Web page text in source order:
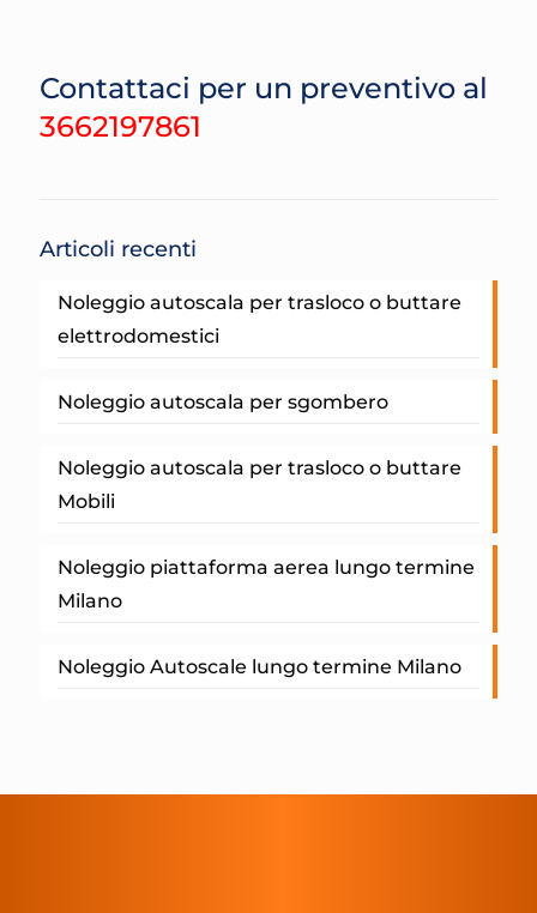
Contattaci per un preventivo al
3662197861
Articoli recenti
Noleggio autoscala per trasloco o buttare
elettrodomestici
Noleggio autoscala per sgombero
Noleggio autoscala per trasloco o buttare
Mobili
Noleggio piattaforma aerea lungo termine
Milano
Noleggio Autoscale lungo termine Milano